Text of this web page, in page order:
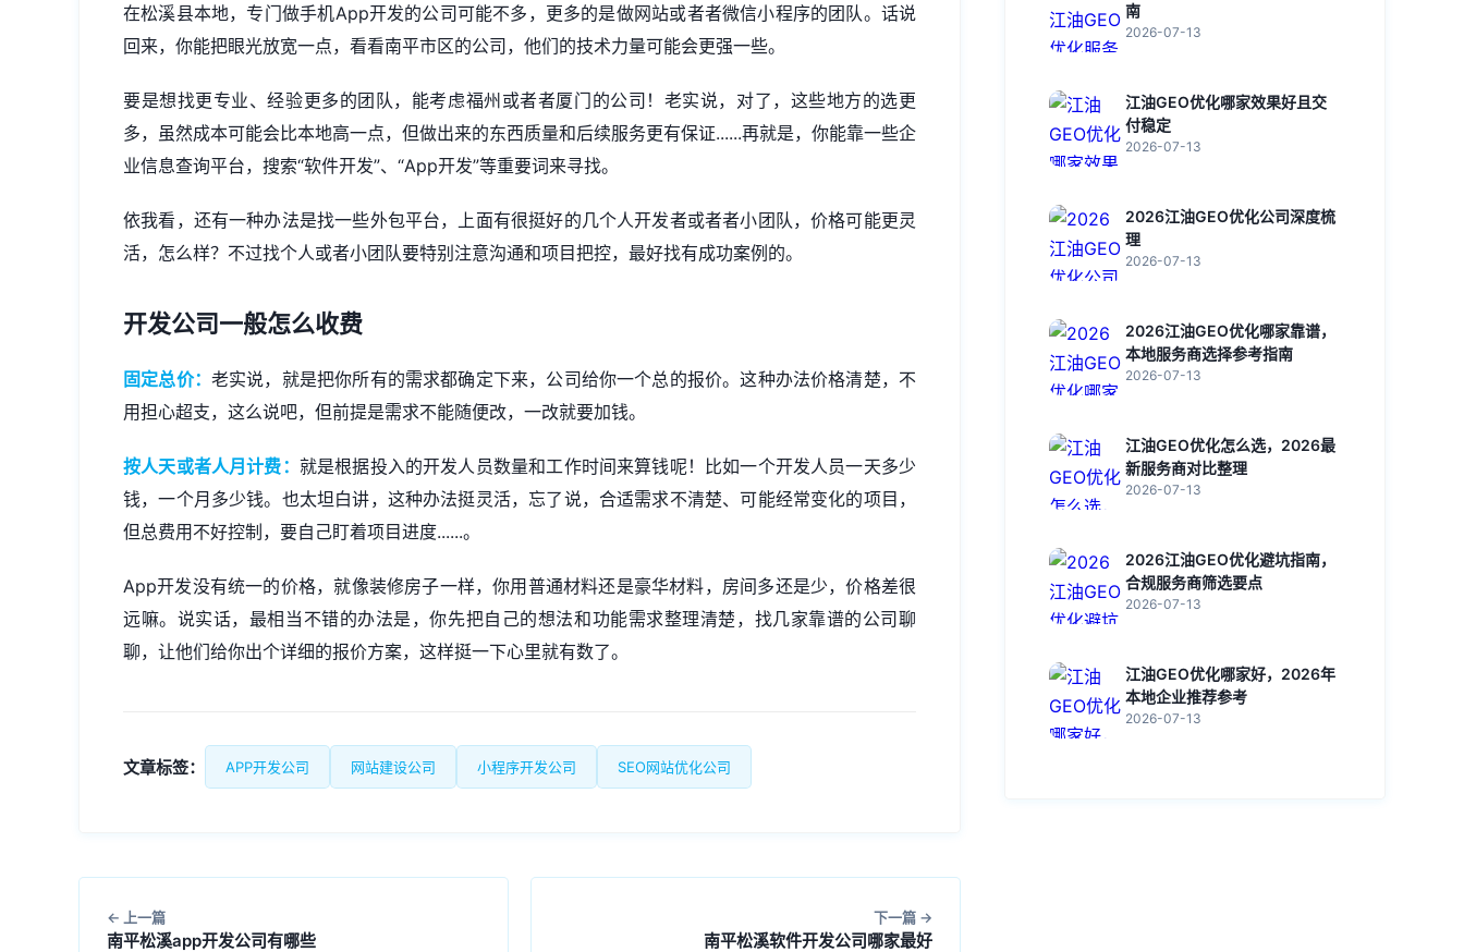
在松溪县本地，专门做手机App开发的公司可能不多，更多的是做网站或者者微信小程序的团队。话说
回来，你能把眼光放宽一点，看看南平市区的公司，他们的技术力量可能会更强一些。
要是想找更专业、经验更多的团队，能考虑福州或者者厦门的公司！老实说，对了，这些地方的选更
多，虽然成本可能会比本地高一点，但做出来的东西质量和后续服务更有保证......再就是，你能靠一些企
业信息查询平台，搜索“软件开发”、“App开发”等重要词来寻找。
依我看，还有一种办法是找一些外包平台，上面有很挺好的几个人开发者或者者小团队，价格可能更灵
活，怎么样？不过找个人或者小团队要特别注意沟通和项目把控，最好找有成功案例的。
开发公司一般怎么收费
固定总价： 老实说，就是把你所有的需求都确定下来，公司给你一个总的报价。这种办法价格清楚，不
用担心超支，这么说吧，但前提是需求不能随便改，一改就要加钱。
按人天或者人月计费： 就是根据投入的开发人员数量和工作时间来算钱呢！比如一个开发人员一天多少
钱，一个月多少钱。也太坦白讲，这种办法挺灵活，忘了说，合适需求不清楚、可能经常变化的项目，
但总费用不好控制，要自己盯着项目进度......。
App开发没有统一的价格，就像装修房子一样，你用普通材料还是豪华材料，房间多还是少，价格差很
远嘛。说实话，最相当不错的办法是，你先把自己的想法和功能需求整理清楚，找几家靠谱的公司聊
聊，让他们给你出个详细的报价方案，这样挺一下心里就有数了。
文章标签： APP开发公司 网站建设公司 小程序开发公司 SEO网站优化公司
上一篇
南平松溪app开发公司有哪些
下一篇
南平松溪软件开发公司哪家最好
南
2026-07-13
江油GEO优化哪家效果好且交
付稳定
2026-07-13
2026江油GEO优化公司深度梳
理
2026-07-13
2026江油GEO优化哪家靠谱，
本地服务商选择参考指南
2026-07-13
江油GEO优化怎么选，2026最
新服务商对比整理
2026-07-13
2026江油GEO优化避坑指南，
合规服务商筛选要点
2026-07-13
江油GEO优化哪家好，2026年
本地企业推荐参考
2026-07-13